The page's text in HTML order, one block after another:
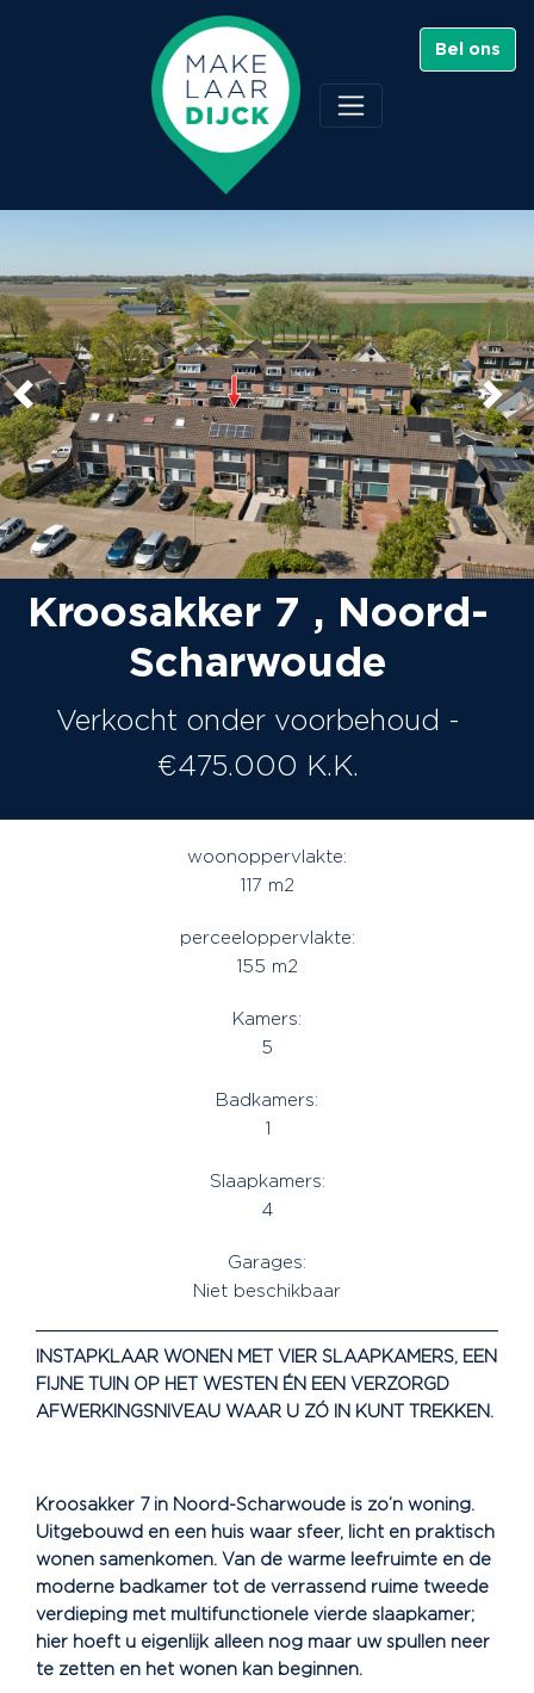
Bel ons
Kroosakker 7 , Noord-
Scharwoude
Verkocht onder voorbehoud -
€475.000 K.K.
woonoppervlakte:
117 m2
perceeloppervlakte:
155 m2
Kamers:
5
Badkamers:
1
Slaapkamers:
4
Garages:
Niet beschikbaar
INSTAPKLAAR WONEN MET VIER SLAAPKAMERS, EEN
FIJNE TUIN OP HET WESTEN ÉN EEN VERZORGD
AFWERKINGSNIVEAU WAAR U ZÓ IN KUNT TREKKEN.
Kroosakker 7 in Noord-Scharwoude is zo’n woning.
Uitgebouwd en een huis waar sfeer, licht en praktisch
wonen samenkomen. Van de warme leefruimte en de
moderne badkamer tot de verrassend ruime tweede
verdieping met multifunctionele vierde slaapkamer;
hier hoeft u eigenlijk alleen nog maar uw spullen neer
te zetten en het wonen kan beginnen.